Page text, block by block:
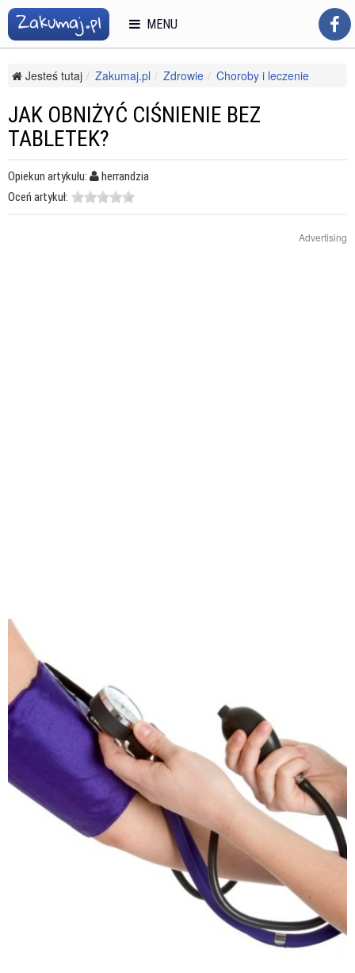
Jesteś tutaj Zakumaj.pl Zdrowie
Choroby i leczenie
JAK OBNIŻYĆ CIŚNIENIE BEZ
TABLETEK?
Opiekun artykułu:
herrandzia
Oceń artykuł:
Advertising
MENU